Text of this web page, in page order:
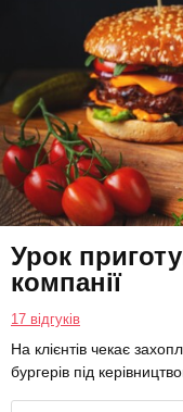
Урок
компанії
17 відгуків
На клієнтів чекає
бургерів під